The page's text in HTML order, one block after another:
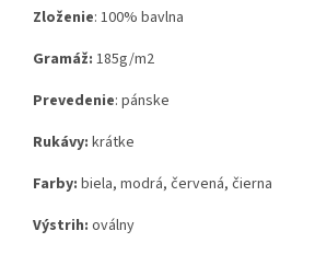
Zloženie: 100% bavlna
Gramáž: 185g/m2
Prevedenie: pánske
Rukávy: krátke
Farby: biela, modrá, červená, čierna
Výstrih: oválny